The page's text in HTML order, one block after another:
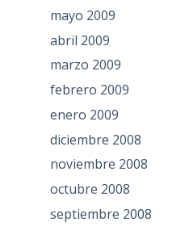
mayo 2009
abril 2009
marzo 2009
febrero 2009
enero 2009
diciembre 2008
noviembre 2008
octubre 2008
septiembre 2008